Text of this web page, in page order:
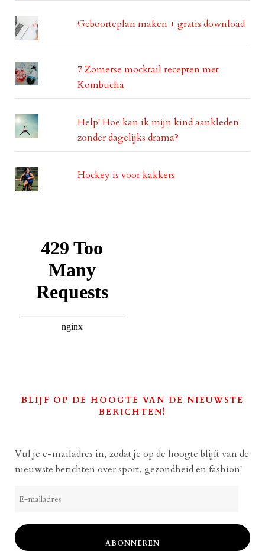
Geboorteplan maken + gratis download
7 Zomerse mocktail recepten met
Kombucha
Help! Hoe kan ik mijn kind aankleden
zonder dagelijks drama?
Hockey is voor kakkers
BLIJF OP DE HOOGTE VAN DE NIEUWSTE
BERICHTEN!
Vul je e-mailadres in, zodat je op de hoogte blijft van de
nieuwste berichten over sport, gezondheid en fashion!
mailadres
ABONNEREN